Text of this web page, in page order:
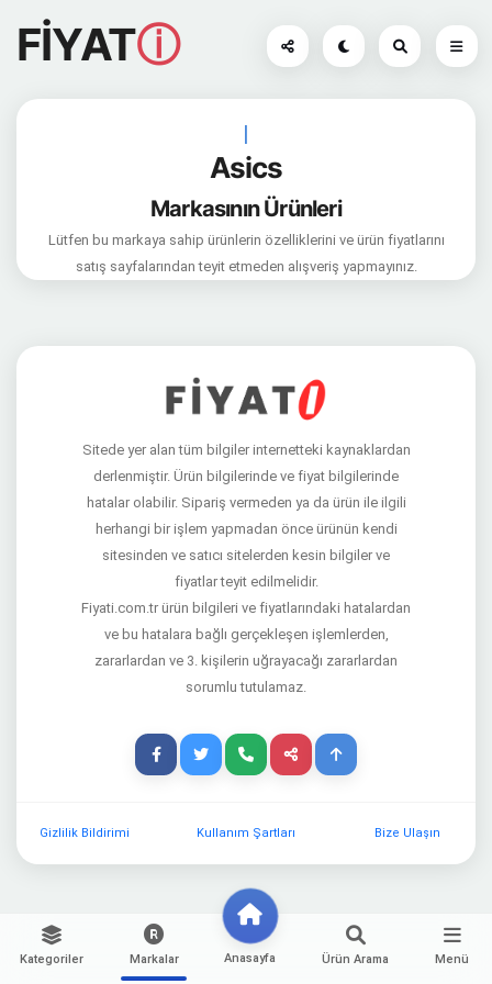
Kategoriler Markalar Anasayfa Ürün Arama Menü
FİYATⓘ
|
Asics
Markasının Ürünleri
Lütfen bu markaya sahip ürünlerin özelliklerini ve ürün fiyatlarını
satış sayfalarından teyit etmeden alışveriş yapmayınız.
Sitede yer alan tüm bilgiler internetteki kaynaklardan
derlenmiştir. Ürün bilgilerinde ve fiyat bilgilerinde
hatalar olabilir. Sipariş vermeden ya da ürün ile ilgili
herhangi bir işlem yapmadan önce ürünün kendi
sitesinden ve satıcı sitelerden kesin bilgiler ve
fiyatlar teyit edilmelidir.
Fiyati.com.tr ürün bilgileri ve fiyatlarındaki hatalardan
ve bu hatalara bağlı gerçekleşen işlemlerden,
zararlardan ve 3. kişilerin uğrayacağı zararlardan
sorumlu tutulamaz.
Gizlilik Bildirimi Kullanım Şartları Bize Ulaşın